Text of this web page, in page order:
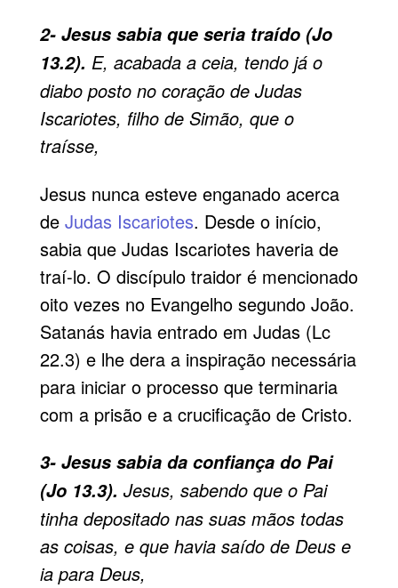
2- Jesus sabia que seria traído (Jo
13.2). E, acabada a ceia, tendo já o
diabo posto no coração de Judas
Iscariotes, filho de Simão, que o
traísse,
Jesus nunca esteve enganado acerca
de Judas Iscariotes. Desde o início,
sabia que Judas Iscariotes haveria de
traí-lo. O discípulo traidor é mencionado
oito vezes no Evangelho segundo João.
Satanás havia entrado em Judas (Lc
22.3) e lhe dera a inspiração necessária
para iniciar o processo que terminaria
com a prisão e a crucificação de Cristo.
3- Jesus sabia da confiança do Pai
(Jo 13.3). Jesus, sabendo que o Pai
tinha depositado nas suas mãos todas
as coisas, e que havia saído de Deus e
ia para Deus,